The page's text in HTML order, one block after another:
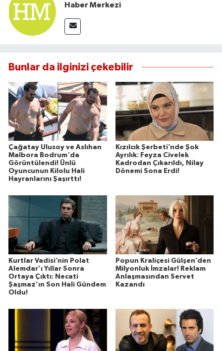
Haber Merkezi
Bunlar da ilginizi çekebilir
Çağatay Ulusoy ve Aslıhan
Malbora Bodrum'da
Görüntülendi! Ünlü
Oyuncunun Kilolu Hali
Hayranlarını Şaşırttı!
Kızılcık Şerbeti’nde Şok
Ayrılık: Feyza Civelek
Kadrodan Çıkarıldı, Nilay
Dönemi Sona Erdi!
Kurtlar Vadisi’nin Polat
Alemdar’ı Yıllar Sonra
Ortaya Çıktı: Necati
Şaşmaz’ın Son Hali Gündem
Oldu!
Popun Kraliçesi Gülşen’den
Milyonluk İmzalar! Reklam
Anlaşmasından Servet
Kazandı